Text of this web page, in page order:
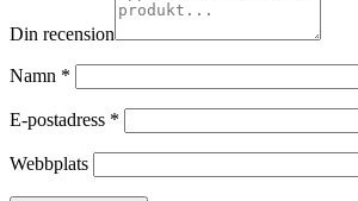
Din recension
Namn *
E-postadress *
Webbplats